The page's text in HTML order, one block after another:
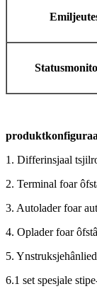
E
1. Differinsjaal
2. Terminal foar
3. Autolader foar
4. Oplader foar
5.
6.1 set spesjale